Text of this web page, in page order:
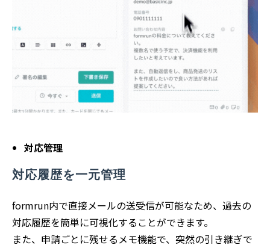
対応管理
対応履歴を一元管理
formrun内で直接メールの送受信が可能なため、過去の
対応履歴を簡単に可視化することができます。
また、申請ごとに残せるメモ機能で、突然の引き継ぎで